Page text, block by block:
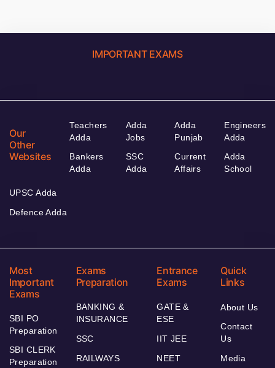
IMPORTANT EXAMS
Our
Other
Websites
Teachers
Adda
Bankers
Adda
Adda
Jobs
SSC
Adda
Adda
Punjab
Current
Affairs
Engineers
Adda
Adda
School
UPSC Adda
Defence Adda
Most
Important
Exams
SBI PO
Preparation
SBI CLERK
Preparation
Exams
Preparation
BANKING &
INSURANCE
SSC
RAILWAYS
Entrance
Exams
GATE &
ESE
IIT JEE
NEET
Quick
Links
About Us
Contact
Us
Media